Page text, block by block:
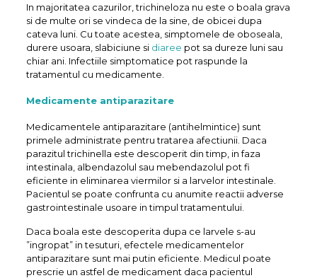
In majoritatea cazurilor, trichineloza nu este o boala grava
si de multe ori se vindeca de la sine, de obicei dupa
cateva luni. Cu toate acestea, simptomele de oboseala,
durere usoara, slabiciune si diaree pot sa dureze luni sau
chiar ani. Infectiile simptomatice pot raspunde la
tratamentul cu medicamente.
Medicamente antiparazitare
Medicamentele antiparazitare (antihelmintice) sunt
primele administrate pentru tratarea afectiunii. Daca
parazitul trichinella este descoperit din timp, in faza
intestinala, albendazolul sau mebendazolul pot fi
eficiente in eliminarea viermilor si a larvelor intestinale.
Pacientul se poate confrunta cu anumite reactii adverse
gastrointestinale usoare in timpul tratamentului.
Daca boala este descoperita dupa ce larvele s-au
”ingropat” in tesuturi, efectele medicamentelor
antiparazitare sunt mai putin eficiente. Medicul poate
prescrie un astfel de medicament daca pacientul